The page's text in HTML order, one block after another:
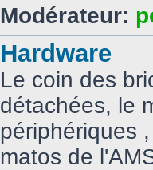
Modérateur:
Hardware
Le coin des
détachées, le
périphériques
matos de